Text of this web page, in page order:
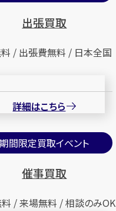
出張買取
/ 出張費無料 / 日本全国
詳細はこちら
期間限定買取イベント
催事買取
/ 来場無料 / 相談のみOK